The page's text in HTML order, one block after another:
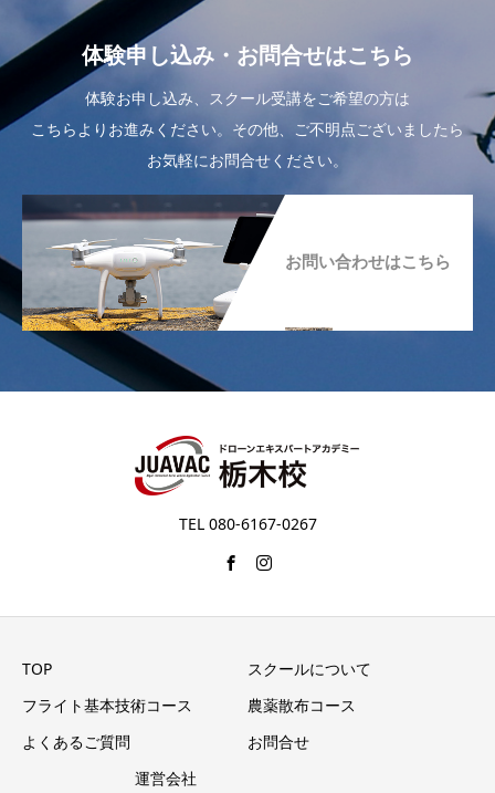
体験申し込み・お問合せはこちら
体験お申し込み、スクール受講をご希望の方は
こちらよりお進みください。その他、ご不明点ございましたら
お気軽にお問合せください。
お問い合わせはこちら
TEL 080-6167-0267
TOP
スクールについて
フライト基本技術コース
農薬散布コース
よくあるご質問
お問合せ
運営会社